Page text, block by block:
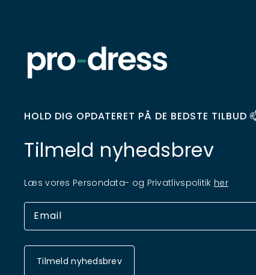
HOLD DIG OPDATERET PÅ DE BEDSTE TILBUD
Tilmeld nyhedsbrev
Læs vores Persondata- og Privatlivspolitik her
Tilmeld nyhedsbrev